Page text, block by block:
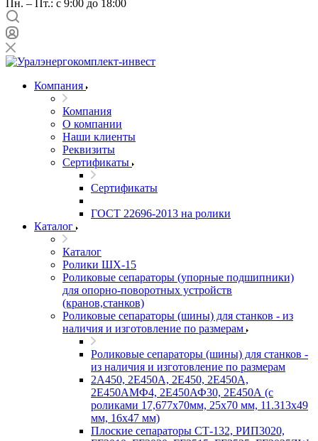
Пн. – Пт.: с 9:00 до 18:00
Компания
Компания
О компании
Наши клиенты
Реквизиты
Сертификаты
Сертификаты
ГОСТ 22696-2013 на ролики
Каталог
Каталог
Ролики ШХ-15
Роликовые сепараторы (упорные подшипники)
для опорно-поворотных устройств
(кранов,станков)
Роликовые сепараторы (шины) для станков - из
наличия и изготовление по размерам
Роликовые сепараторы (шины) для станков -
из наличия и изготовление по размерам
2А450, 2Е450А, 2Е450, 2Е450А,
2Е450АМФ4, 2Е450АФ30, 2Е450А (с
роликами 17,677х70мм, 25х70 мм, 11.313х49
мм, 16х47 мм)
Плоские сепараторы СТ-132, РИП3020,